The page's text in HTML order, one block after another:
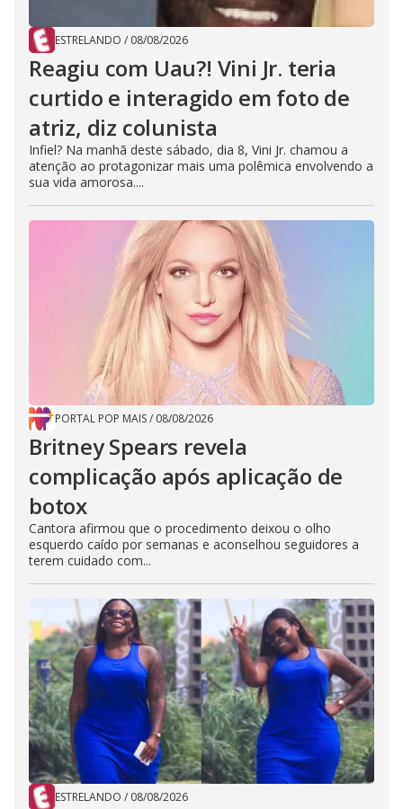
ESTRELANDO / 08/08/2026
Reagiu com Uau?! Vini Jr. teria
curtido e interagido em foto de
atriz, diz colunista
Infiel? Na manhã deste sábado, dia 8, Vini Jr. chamou a
atenção ao protagonizar mais uma polêmica envolvendo a
sua vida amorosa....
PORTAL POP MAIS/ 08/08/2026
Britney Spears revela
complicação após aplicação de
botox
Cantora afirmou que o procedimento deixou o olho
esquerdo caído por semanas e aconselhou seguidores a
terem cuidado com...
ESTRELANDO / 08/08/2026